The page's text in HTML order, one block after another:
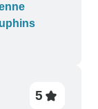
5